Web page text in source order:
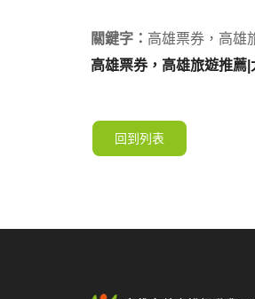
關鍵字： 高雄票券，高雄
高雄票券，高雄旅遊推薦
回到列表